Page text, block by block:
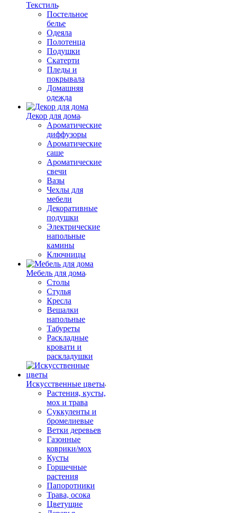
Текстиль
Постельное
белье
Одеяла
Полотенца
Подушки
Скатерти
Пледы и
покрывала
Домашняя
одежда
Декор для дома
Ароматические
диффузоры
Ароматические
саше
Ароматические
свечи
Вазы
Чехлы для
мебели
Декоративные
подушки
Электрические
напольные
камины
Ключницы
Мебель для дома
Столы
Стулья
Кресла
Вешалки
напольные
Табуреты
Раскладные
кровати и
раскладушки
Искусственные цветы
Растения, кусты,
мох и трава
Суккуленты и
бромелиевые
Ветки деревьев
Газонные
коврики/мох
Кусты
Горшечные
растения
Папоротники
Трава, осока
Цветущие